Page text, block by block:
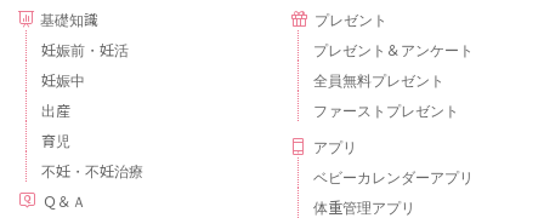
基礎知識
妊娠前・妊活
妊娠中
出産
育児
不妊・不妊治療
Ｑ＆Ａ
プレゼント
プレゼント＆アンケート
全員無料プレゼント
ファーストプレゼント
アプリ
ベビーカレンダーアプリ
体重管理アプリ